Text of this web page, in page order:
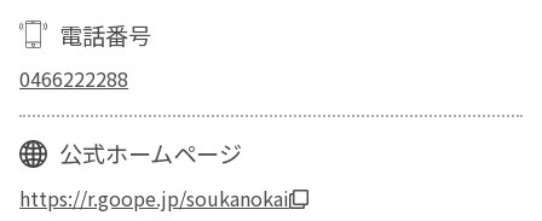
電話番号
0466222288
公式ホームページ
https://r.goope.jp/soukanokai